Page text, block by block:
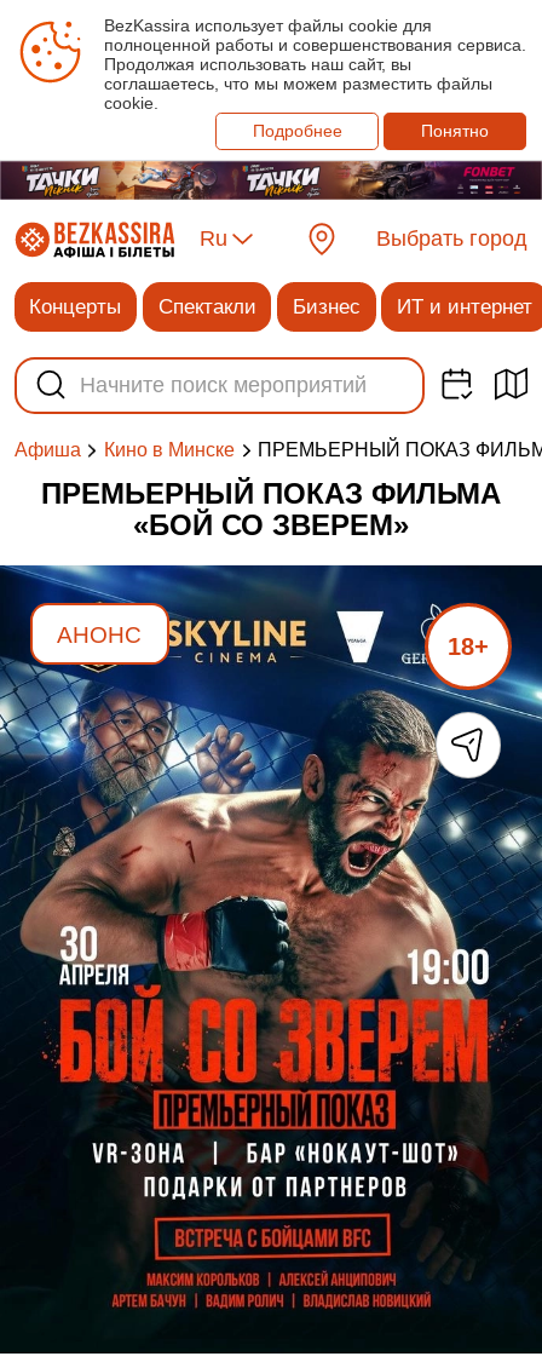
BezKassira использует файлы cookie для
полноценной работы и совершенствования сервиса.
Продолжая использовать наш сайт, вы
соглашаетесь, что мы можем разместить файлы
cookie.
Подробнее
Понятно
Ru Выбрать город
Концерты Спектакли Бизнес ИТ и интернет
Афиша Кино в Минске ПРЕМЬЕРНЫЙ ПОКАЗ
ПРЕМЬЕРНЫЙ ПОКАЗ ФИЛЬМА
«БОЙ СО ЗВЕРЕМ»
АНОНС 18+